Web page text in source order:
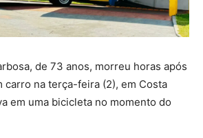
de 73 anos, morreu horas após
carro na terça-feira (2), em Costa
em uma bicicleta no momento do